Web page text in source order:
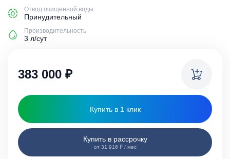
Отвод очищенной воды
Принудительный
Производительность
3 л/сут
383 000 ₽
Купить в 1 клик
Купить в рассрочку
от 31 916 ₽ / мес